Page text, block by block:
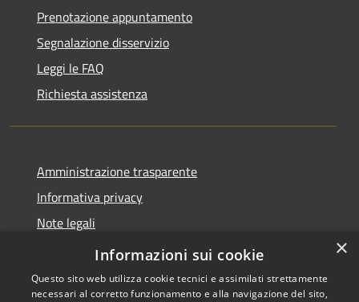
Prenotazione appuntamento
Segnalazione disservizio
Leggi le FAQ
Richiesta assistenza
Amministrazione trasparente
Informativa privacy
Note legali
Dichiarazione di accessibilità
×
Informazioni sui cookie
Questo sito web utilizza cookie tecnici e assimilati strettamente
necessari al corretto funzionamento e alla navigazione del sito,